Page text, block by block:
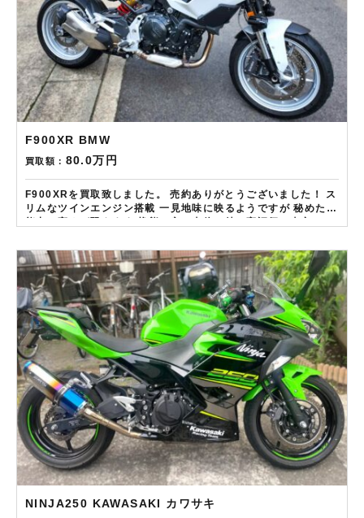
F900XR BMW
買取額： 80.0万円
F900XRを買取致しました。 売約ありがとうございました！ ス
リムなツインエンジン搭載 一見地味に映るようですが 秘めたる
ご依頼のお客様にAmazonギフトカード１万分を進呈しており
ます！ さらに特典として↓↓↓ 現在バイク査定ドットコムではキ
ャンペーンとして次回Amazonギフトカード1万円分が必ずもら
えるスペシャルカードを贈呈中です。2台目から半永続的に使え
ますし何とご紹介頂いても適用となります。無事成約しました
らAmazonギフト券を贈呈致します！！！ ※但し50㏄以下の原
付は除く。皆様のご用命お待ちしております！！！
NINJA250 KAWASAKI カワサキ